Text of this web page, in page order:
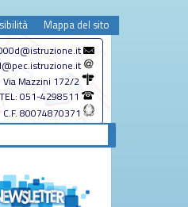
Mappa del sito
Via Mazzini 172/2
TEL: 051-4298511
C.F. 80074870371